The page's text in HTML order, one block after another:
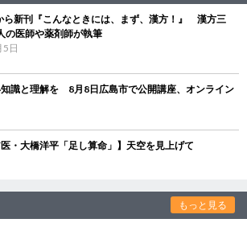
ら新刊『こんなときには、まず、漢方！』 漢方三
の医師や薬剤師が執筆
日
識と理解を 8月8日広島市で公開講座、オンライン
医・大橋洋平「足し算命」】天空を見上げて
もっと見る